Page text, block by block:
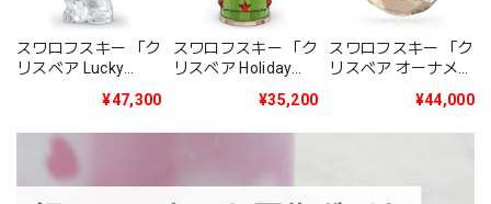
スワロフスキー 「ク
リスベア Lucky
¥47,300
スワロフスキー 「ク
リスベア Holiday
品」5701510¥35,200
スワロフスキー 「ク
リスベア オーナメン
産品」5701830¥44,000